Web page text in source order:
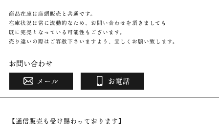
商品在庫は店頭販売と共通です。
在庫状況は常に流動的なため、お問い合わせを頂きましても
既に完売となっている可能性もございます。
売り違いの際はご容赦下さいますよう、宜しくお願い致します。
お問い合わせ
メール
お電話
【通信販売も受け賜わっております】